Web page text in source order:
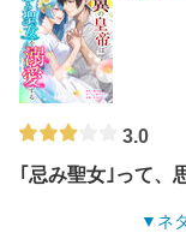
3.0
｢忌み聖女｣って、
ネ